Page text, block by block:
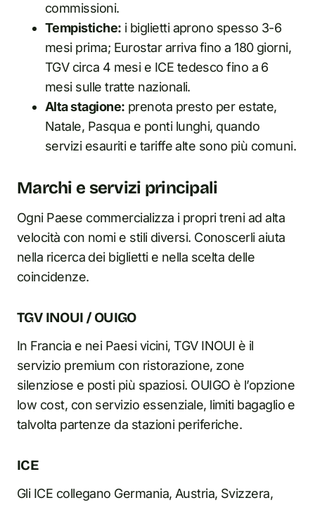
commissioni.
Tempistiche: i biglietti aprono spesso 3-6
mesi prima; Eurostar arriva fino a 180 giorni,
TGV circa 4 mesi e ICE tedesco fino a 6
mesi sulle tratte nazionali.
Alta stagione: prenota presto per estate,
Natale, Pasqua e ponti lunghi, quando
servizi esauriti e tariffe alte sono più comuni.
Marchi e servizi principali
Ogni Paese commercializza i propri treni ad alta
velocità con nomi e stili diversi. Conoscerli aiuta
nella ricerca dei biglietti e nella scelta delle
coincidenze.
TGV INOUI / OUIGO
In Francia e nei Paesi vicini, TGV INOUI è il
servizio premium con ristorazione, zone
silenziose e posti più spaziosi. OUIGO è l’opzione
low cost, con servizio essenziale, limiti bagaglio e
talvolta partenze da stazioni periferiche.
ICE
Gli ICE collegano Germania, Austria, Svizzera,